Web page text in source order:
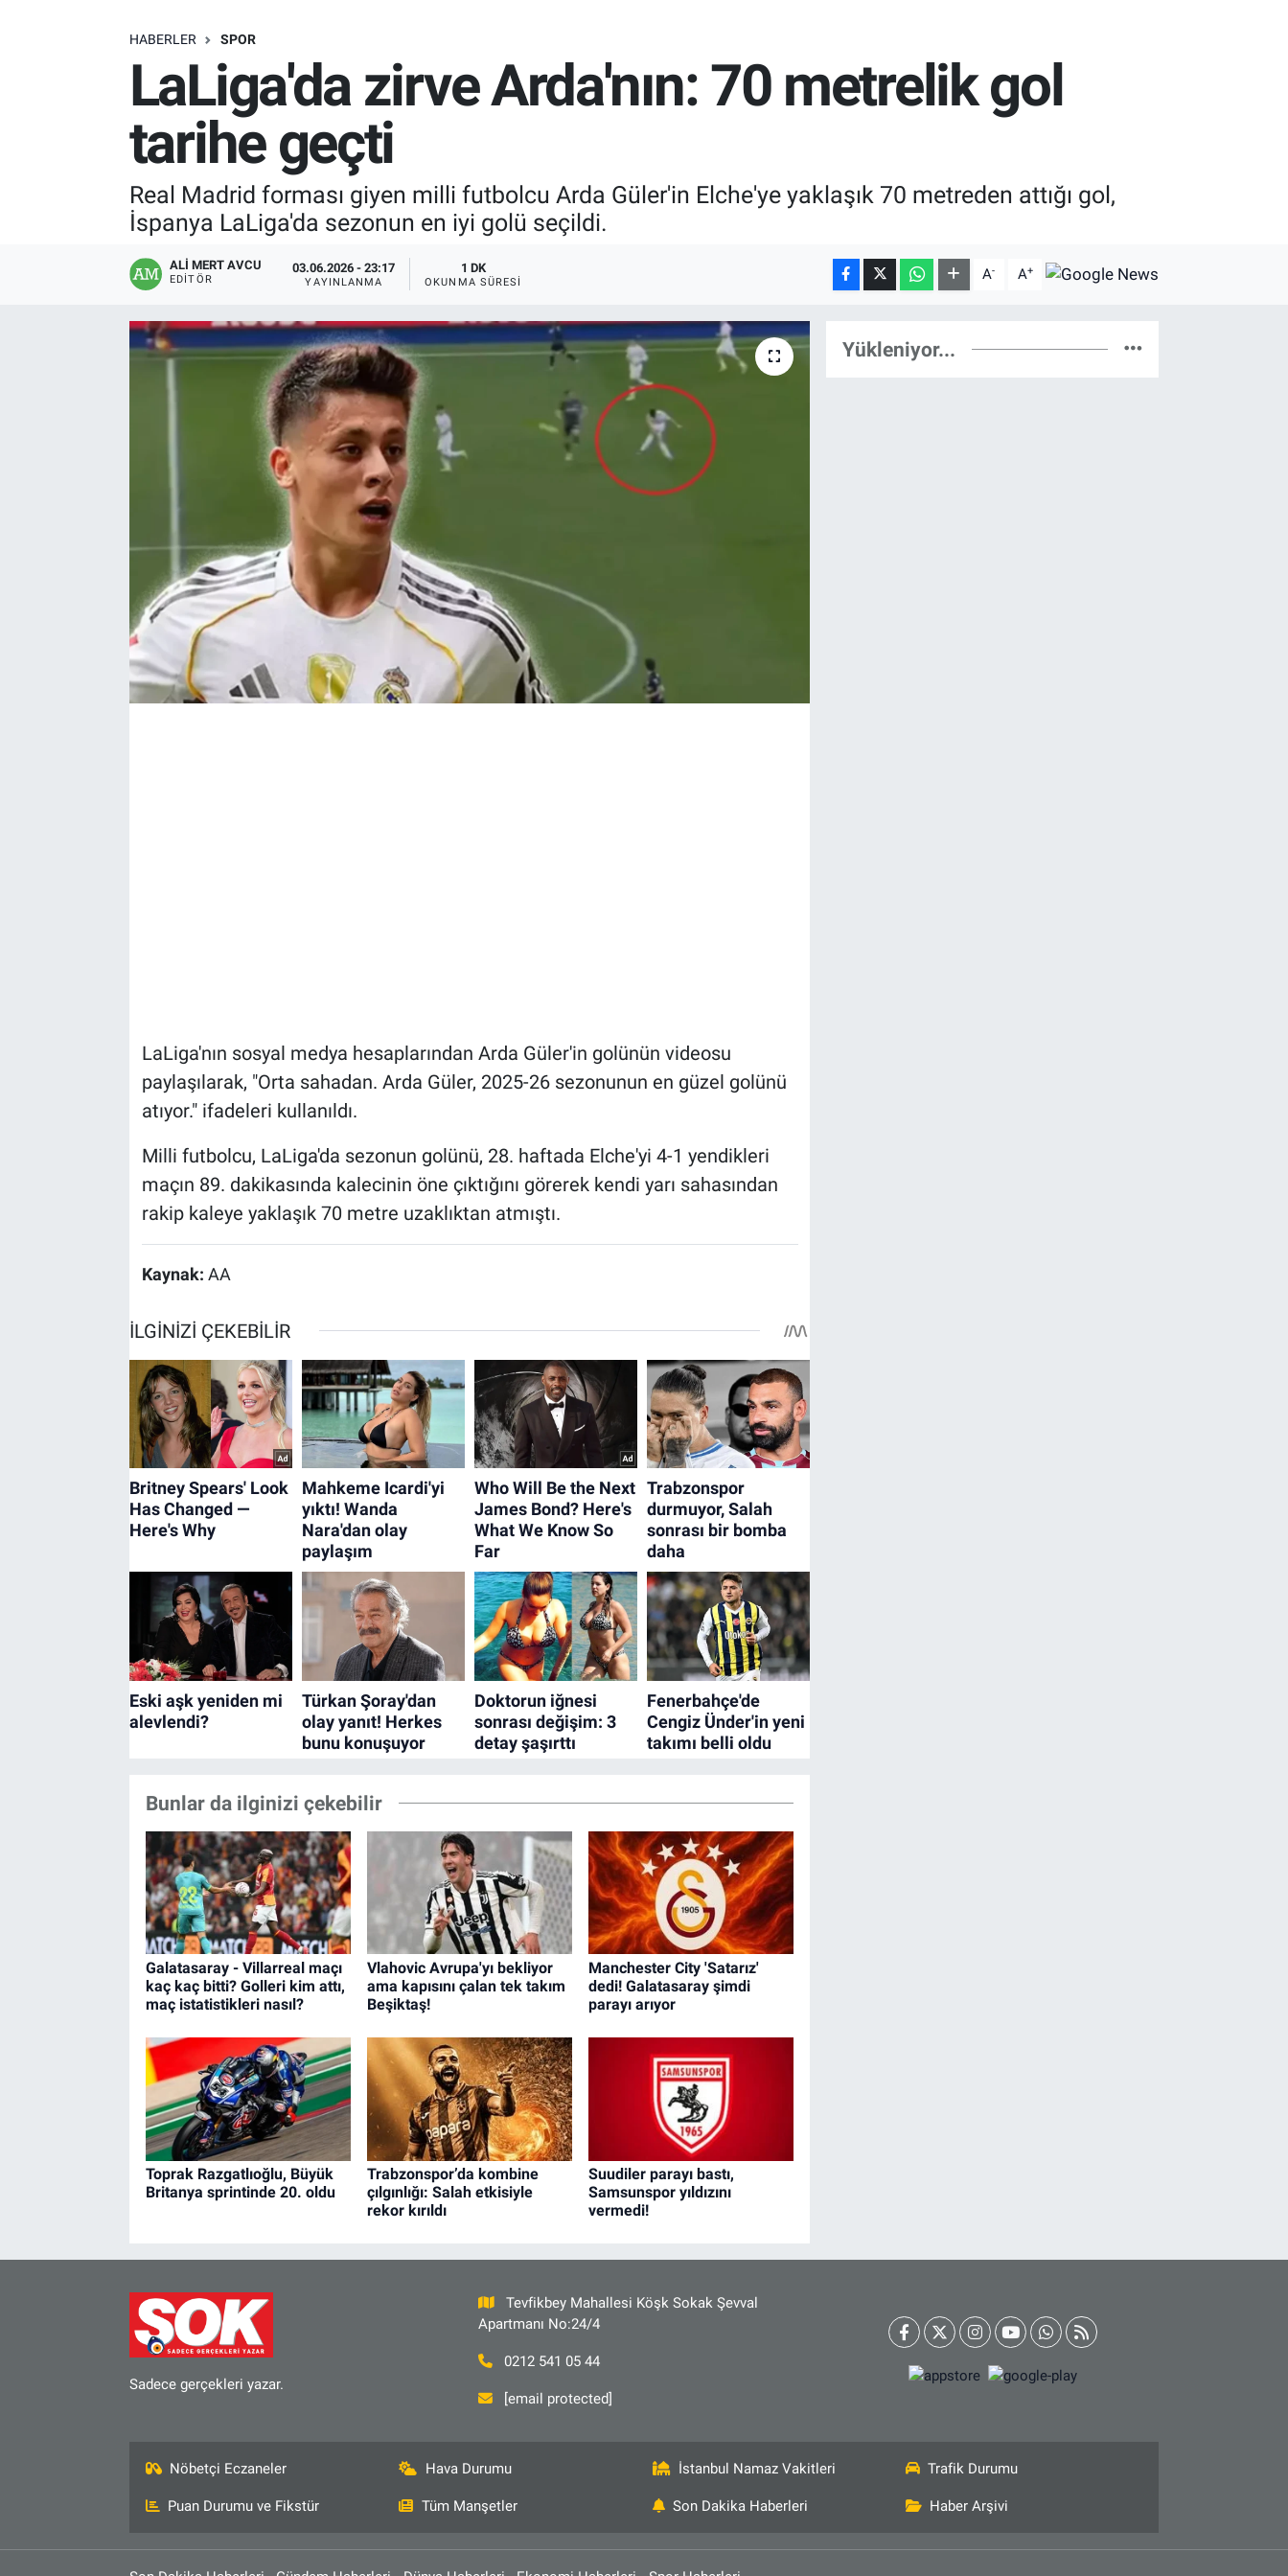
HABERLER SPOR
LaLiga'da zirve Arda'nın: 70 metrelik gol
tarihe geçti
Real Madrid forması giyen milli futbolcu Arda Güler'in Elche'ye yaklaşık 70 metreden attığı gol,
İspanya LaLiga'da sezonun en iyi golü seçildi.
ALI MERT AVCU
EDITÖR
03.06.2026 - 23:17
YAYINLANMA
1 DK
OKUNMA SÜRESI A- A+
LaLiga'nın sosyal medya hesaplarından Arda Güler'in golünün videosu
paylaşılarak, "Orta sahadan. Arda Güler, 2025-26 sezonunun en güzel golünü
atıyor." ifadeleri kullanıldı.
Milli futbolcu, LaLiga'da sezonun golünü, 28. haftada Elche'yi 4-1 yendikleri
maçın 89. dakikasında kalecinin öne çıktığını görerek kendi yarı sahasından
rakip kaleye yaklaşık 70 metre uzaklıktan atmıştı.
Kaynak: AA
Bunlar da ilginizi çekebilir
Galatasaray - Villarreal maçı
kaç kaç bitti? Golleri kim attı,
maç istatistikleri nasıl?
Vlahovic Avrupa'yı bekliyor
ama kapısını çalan tek takım
Beşiktaş!
Manchester City 'Satarız'
dedi! Galatasaray şimdi
parayı arıyor
Toprak Razgatlıoğlu, Büyük
Britanya sprintinde 20. oldu
Trabzonspor’da kombine
çılgınlığı: Salah etkisiyle
rekor kırıldı
Suudiler parayı bastı,
Samsunspor yıldızını
vermedi!
Yükleniyor...
Sadece gerçekleri yazar.
Tevfikbey Mahallesi Köşk Sokak Şevval
Apartmanı No:24/4
0212 541 05 44
[email protected]
Nöbetçi Eczaneler Hava Durumu İstanbul Namaz Vakitleri Trafik Durumu
Puan Durumu ve Fikstür Tüm Manşetler Son Dakika Haberleri Haber Arşivi
ÖZEL HABER
ASTROLOJİ
Gözden Kaçmasın
İletişim (Künye)